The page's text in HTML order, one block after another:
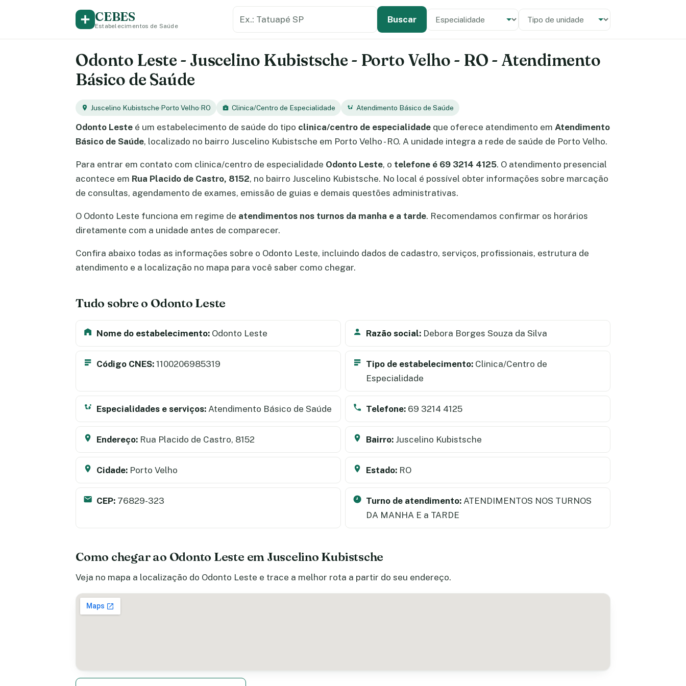
CEBES
Estabelecimentos de Saúde
Buscar Especialidade
Tipo de unidade
Odonto Leste - Juscelino Kubistsche - Porto Velho - RO - Atendimento
Básico de Saúde
Juscelino Kubistsche·Porto Velho·RO Clinica/Centro de Especialidade Atendimento Básico de Saúde
Odonto Leste é um estabelecimento de saúde do tipo clinica/centro de especialidade que oferece atendimento em Atendimento
Básico de Saúde, localizado no bairro Juscelino Kubistsche em Porto Velho - RO. A unidade integra a rede de saúde de Porto Velho.
Para entrar em contato com clinica/centro de especialidade Odonto Leste, o telefone é 69 3214 4125. O atendimento presencial
acontece em Rua Placido de Castro, 8152, no bairro Juscelino Kubistsche. No local é possível obter informações sobre marcação
de consultas, agendamento de exames, emissão de guias e demais questões administrativas.
O Odonto Leste funciona em regime de atendimentos nos turnos da manha e a tarde. Recomendamos confirmar os horários
diretamente com a unidade antes de comparecer.
Confira abaixo todas as informações sobre o Odonto Leste, incluindo dados de cadastro, serviços, profissionais, estrutura de
atendimento e a localização no mapa para você saber como chegar.
Tudo sobre o Odonto Leste
Nome do estabelecimento: Odonto Leste Razão social: Debora Borges Souza da Silva
Código CNES: 1100206985319 Tipo de estabelecimento: Clinica/Centro de
Especialidade
Especialidades e serviços: Atendimento Básico de Saúde Telefone: 69 3214 4125
Endereço: Rua Placido de Castro, 8152 Bairro: Juscelino Kubistsche
Cidade: Porto Velho Estado: RO
CEP: 76829-323 Turno de atendimento: ATENDIMENTOS NOS TURNOS
DA MANHA E a TARDE
Como chegar ao Odonto Leste em Juscelino Kubistsche
Veja no mapa a localização do Odonto Leste e trace a melhor rota a partir do seu endereço.